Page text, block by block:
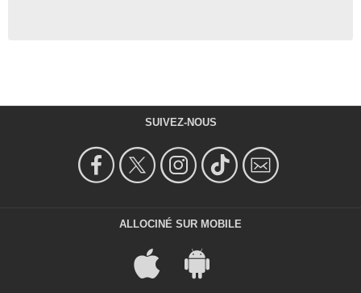
SUIVEZ-NOUS
ALLOCINÉ SUR MOBILE